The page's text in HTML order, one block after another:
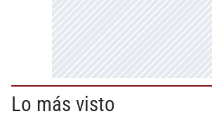
Lo más visto